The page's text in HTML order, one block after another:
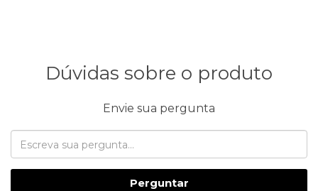
Dúvidas sobre o produto
Envie sua pergunta
Perguntar